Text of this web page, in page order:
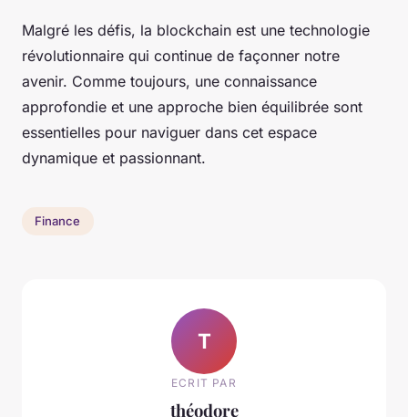
Malgré les défis, la blockchain est une technologie
révolutionnaire qui continue de façonner notre
avenir. Comme toujours, une connaissance
approfondie et une approche bien équilibrée sont
essentielles pour naviguer dans cet espace
dynamique et passionnant.
Finance
T
ECRIT PAR
théodore